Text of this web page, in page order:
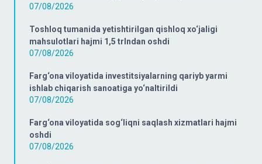
07/08/2026
Toshloq tumanida yetishtirilgan qishloq xo‘jaligi
mahsulotlari hajmi 1,5 trlndan oshdi
07/08/2026
Farg‘ona viloyatida investitsiyalarning qariyb yarmi
ishlab chiqarish sanoatiga yo‘naltirildi
07/08/2026
Farg‘ona viloyatida sog‘liqni saqlash xizmatlari hajmi
oshdi
07/08/2026